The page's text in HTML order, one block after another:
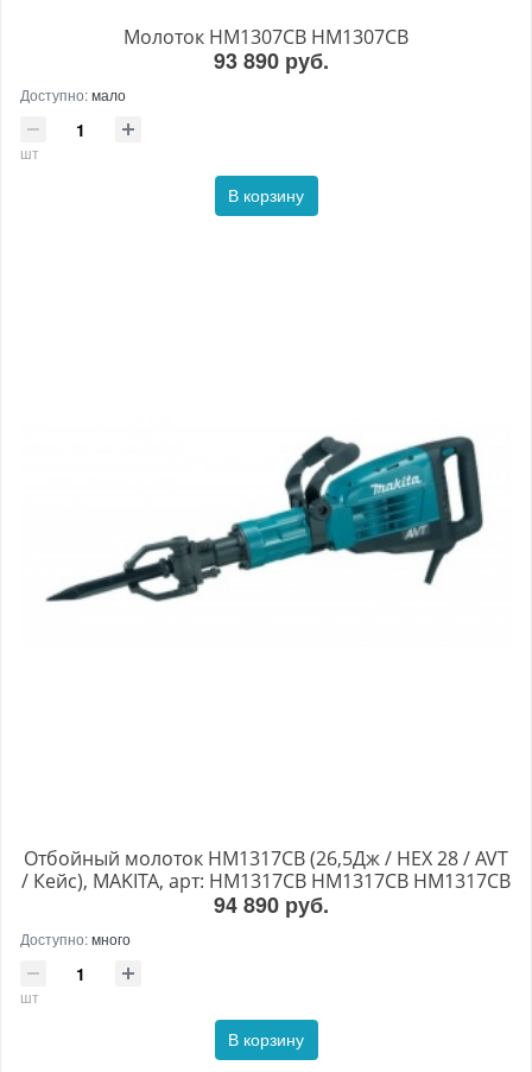
Молоток HM1307CB HM1307CB
93 890 руб.
Доступно:мало
шт
В корзину
Отбойный молоток HM1317CB (26,5Дж / HEX 28 / AVT
/ Кейс), MAKITA, арт: HM1317CB HM1317CB HM1317CB
94 890 руб.
Доступно:много
шт
В корзину